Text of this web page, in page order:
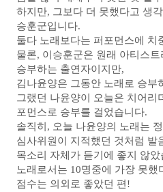
하지만, 그보다 더 못했다고 생
승훈군입니다.
둘다 노래보다는 퍼포먼스에 치
물론, 이승훈군은 원래 아티스
승부하는 출연자이지만,
김나윤양은 그동안 노래로 승부
그랬던 나윤양이 오늘은 치어리
포먼스로 승부를 걸었습니다.
솔직히, 오늘 나윤양의 노래는
심사위원이 지적했던 것처럼 발
목소리 자체가 듣기에 좋지 않았
노래로서는 10명중에 가장 못했
점수는 의외로 좋았던 편!